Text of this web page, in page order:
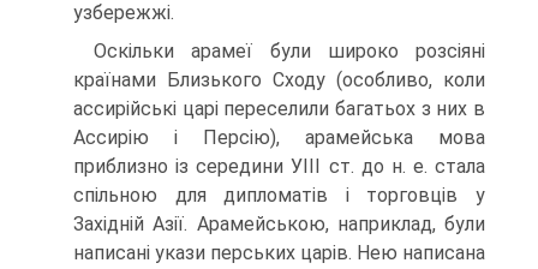
узбережжі.
Оскільки арамеї були широко розсіяні
країнами Близького Сходу (особ­ливо, коли
ассирійські царі переселили багатьох з них в
Ассирію і Персію), арамейська мова
приблизно із середини УІІІ ст. до н. е. стала
спільною для ди­пломатів і торговців у
Західній Азії. Арамейською, наприклад, були
написані укази перських царів. Нею написана